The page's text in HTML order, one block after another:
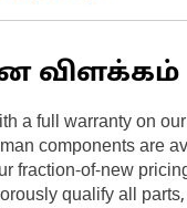
விளக்கம்
a full warranty on
components are
fraction-of-new
qualify all